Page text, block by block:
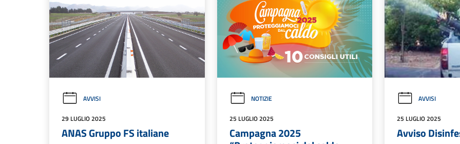
AVVISI
29 LUGLIO 2025
ANAS Gruppo FS italiane
NOTIZIE
25 LUGLIO 2025
Campagna 2025
AVVISI
25 LUGLIO 2025
Avviso